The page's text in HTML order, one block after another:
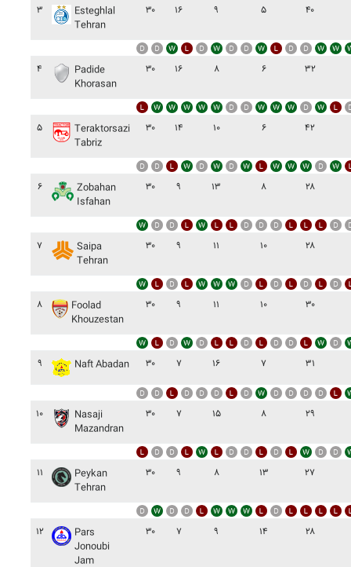
۳
Esteghlal
Tehran
۳۰ ۱۶ ۹ ۵ ۴۰
۴
Padide
Khorasan
۳۰ ۱۶ ۸ ۶ ۳۲
۵
Teraktorsazi
Tabriz
۳۰ ۱۴ ۱۰ ۶ ۴۲
۶
Zobahan
Isfahan
۳۰ ۹ ۱۳ ۸ ۲۸
۷
Saipa
Tehran
۳۰ ۹ ۱۱ ۱۰ ۲۸
۸
Foolad
Khouzestan
۳۰ ۹ ۱۱ ۱۰ ۳۰
۹ Naft Abadan ۳۰ ۷ ۱۶ ۷ ۳۱
۱۰
Nasaji
Mazandran
۳۰ ۷ ۱۵ ۸ ۲۹
۱۱
Peykan
Tehran
۳۰ ۹ ۸ ۱۳ ۲۷
۱۲
Pars
Jonoubi
Jam
۳۰ ۷ ۹ ۱۴ ۲۸